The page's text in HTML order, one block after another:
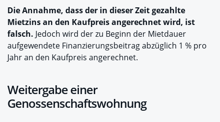
Die Annahme, dass der in dieser Zeit gezahlte
Mietzins an den Kaufpreis angerechnet wird, ist
falsch. Jedoch wird der zu Beginn der Mietdauer
aufgewendete Finanzierungsbeitrag abzüglich 1 % pro
Jahr an den Kaufpreis angerechnet.
Weitergabe einer
Genossenschaftswohnung